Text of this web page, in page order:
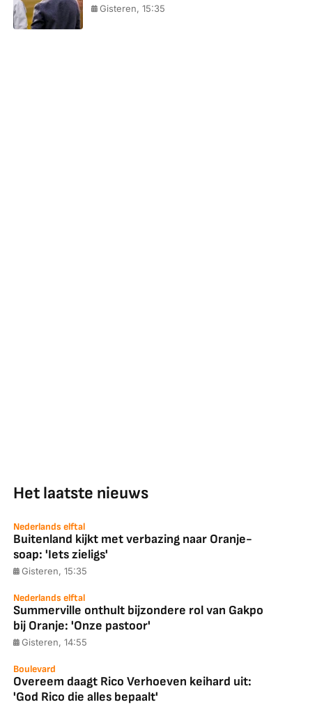
Gisteren, 15:35
Het laatste nieuws
Nederlands elftal
Buitenland kijkt met verbazing naar Oranje-
soap: 'Iets zieligs'
Gisteren, 15:35
Nederlands elftal
Summerville onthult bijzondere rol van Gakpo
bij Oranje: 'Onze pastoor'
Gisteren, 14:55
Boulevard
Overeem daagt Rico Verhoeven keihard uit:
'God Rico die alles bepaalt'